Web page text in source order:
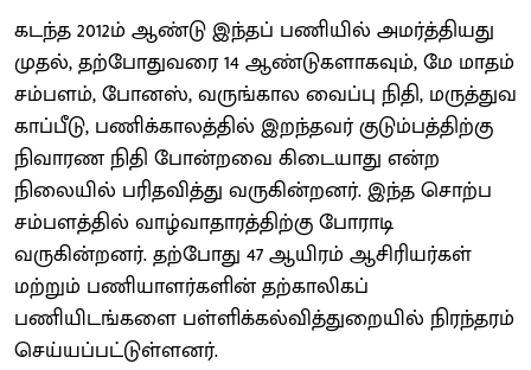
கடந்த 2012ம் ஆண்டு இந்தப் பணியில் அமர்த்தியது
முதல், தற்போதுவரை 14 ஆண்டுகளாகவும், மே மாதம்
சம்பளம், போனஸ், வருங்கால வைப்பு நிதி, மருத்துவ
காப்பீடு, பணிக்காலத்தில் இறந்தவர் குடும்பத்திற்கு
நிவாரண நிதி போன்றவை கிடையாது என்ற
நிலையில் பரிதவித்து வருகின்றனர். இந்த சொற்ப
சம்பளத்தில் வாழ்வாதாரத்திற்கு போராடி
வருகின்றனர். தற்போது 47 ஆயிரம் ஆசிரியர்கள்
மற்றும் பணியாளர்களின் தற்காலிகப்
பணியிடங்களை பள்ளிக்கல்வித்துறையில் நிரந்தரம்
செய்யப்பட்டுள்ளனர்.